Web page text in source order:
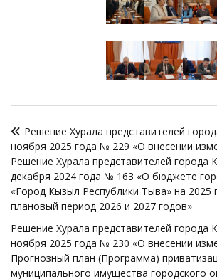
по
записям
Решение Хурала представителей
ноября 2025 года № 229 «О внесении
Решение Хурала представителей города
декабря 2024 года № 163 «О бюджете
«Город Кызыл Республики Тыва» на 2025
плановый период 2026 и 2027 годов»
Решение Хурала представителей города
ноября 2025 года № 230 «О внесении
Прогнозный план (Программа)
муниципального имущества городского